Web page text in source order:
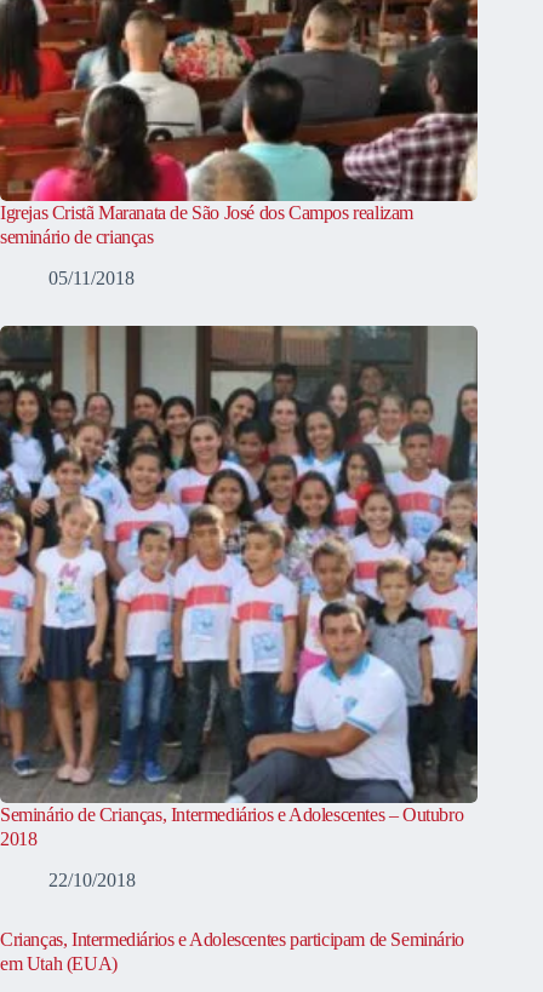
Igrejas Cristã Maranata de São José dos Campos realizam
seminário de crianças
05/11/2018
Seminário de Crianças, Intermediários e Adolescentes – Outubro
2018
22/10/2018
Crianças, Intermediários e Adolescentes participam de Seminário
em Utah (EUA)